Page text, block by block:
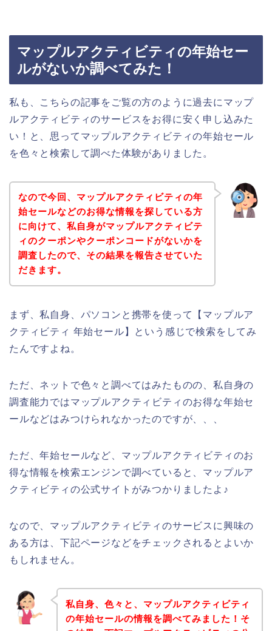
マップルアクティビティの年始セー
ルがないか調べてみた！
私も、こちらの記事をご覧の方のように過去にマップ
ルアクティビティのサービスをお得に安く申し込みた
い！と、思ってマップルアクティビティの年始セール
を色々と検索して調べた体験がありました。
なので今回、マップルアクティビティの年
始セールなどのお得な情報を探している方
に向けて、私自身がマップルアクティビテ
ィのクーポンやクーポンコードがないかを
調査したので、その結果を報告させていた
だきます。
まず、私自身、パソコンと携帯を使って【マップルア
クティビティ 年始セール】という感じで検索をしてみ
たんですよね。
ただ、ネットで色々と調べてはみたものの、私自身の
調査能力ではマップルアクティビティのお得な年始セ
ールなどはみつけられなかったのですが、、、
ただ、年始セールなど、マップルアクティビティのお
得な情報を検索エンジンで調べていると、マップルア
クティビティの公式サイトがみつかりましたよ♪
なので、マップルアクティビティのサービスに興味の
ある方は、下記ページなどをチェックされるとよいか
もしれません。
私自身、色々と、マップルアクティビティ
の年始セールの情報を調べてみました！そ